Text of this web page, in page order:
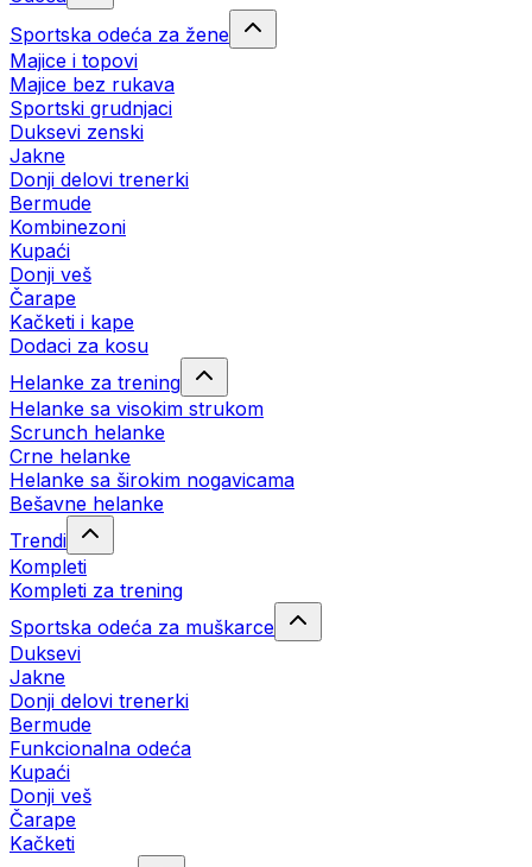
Sportska odeća za žene
Majice i topovi
Majice bez rukava
Sportski grudnjaci
Duksevi zenski
Jakne
Donji delovi trenerki
Bermude
Kombinezoni
Kupaći
Donji veš
Čarape
Kačketi i kape
Dodaci za kosu
Helanke za trening
Helanke sa visokim strukom
Scrunch helanke
Crne helanke
Helanke sa širokim nogavicama
Bešavne helanke
Trendi
Kompleti
Kompleti za trening
Sportska odeća za muškarce
Duksevi
Jakne
Donji delovi trenerki
Bermude
Funkcionalna odeća
Kupaći
Donji veš
Čarape
Kačketi